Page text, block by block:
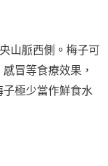
山脈西側。梅子可
冒等食療效果，
極少當作鮮食水